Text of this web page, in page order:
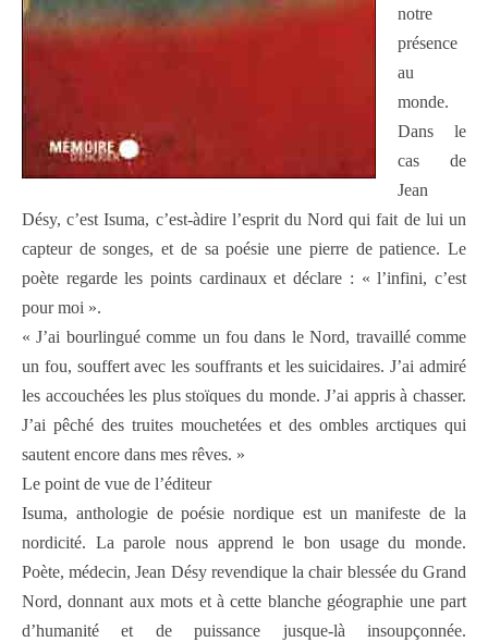
notre
présence
au
monde.
Dans le
cas de
Jean
Désy, c’est Isuma, c’est-àdire l’esprit du Nord qui fait de lui un
capteur de songes, et de sa poésie une pierre de patience. Le
poète regarde les points cardinaux et déclare : « l’infini, c’est
pour moi ».
« J’ai bourlingué comme un fou dans le Nord, travaillé comme
un fou, souffert avec les souffrants et les suicidaires. J’ai admiré
les accouchées les plus stoïques du monde. J’ai appris à chasser.
J’ai pêché des truites mouchetées et des ombles arctiques qui
sautent encore dans mes rêves. »
Le point de vue de l’éditeur
Isuma, anthologie de poésie nordique est un manifeste de la
nordicité. La parole nous apprend le bon usage du monde.
Poète, médecin, Jean Désy revendique la chair blessée du Grand
Nord, donnant aux mots et à cette blanche géographie une part
d’humanité et de puissance jusque-là insoupçonnée.